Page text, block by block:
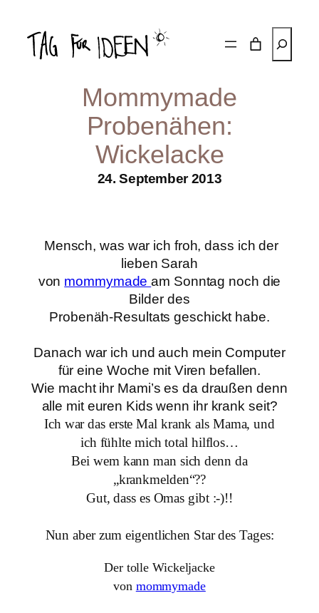
Inhalt
springen
Mommymade
Probenähen:
Wickelacke
24. September 2013
Mensch, was war ich froh, dass ich der
lieben Sarah
von mommymadeam Sonntag noch die
Bilder des
Probenäh-Resultatsgeschickt habe.
Danach war ich und auch mein Computer
für eine Woche mit Viren befallen.
Wie macht ihr Mami’s es da draußen denn
alle mit euren Kids wenn ihr krank seit?
Ich war das erste Mal krank als Mama, und
ich fühlte michtotal hilflos…
Bei wem kann man sich denn da
„krankmelden“??
Gut, dass es Omas gibt :-)!!
Nun aber zum eigentlichen Star des Tages:
Der tolle Wickeljacke
von mommymade